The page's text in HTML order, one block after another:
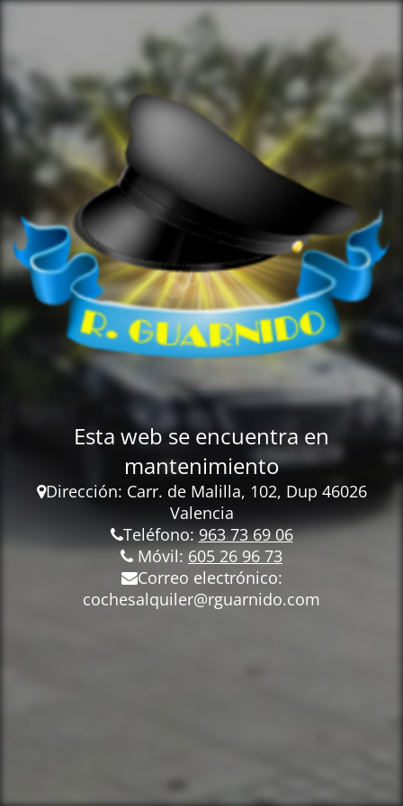
Esta web se encuentra en
mantenimiento
Dirección: Carr. de Malilla, 102, Dup 46026
Valencia
Teléfono:963 73 69 06
Móvil: 605 26 96 73
Correo electrónico:
cochesalquiler@rguarnido.com